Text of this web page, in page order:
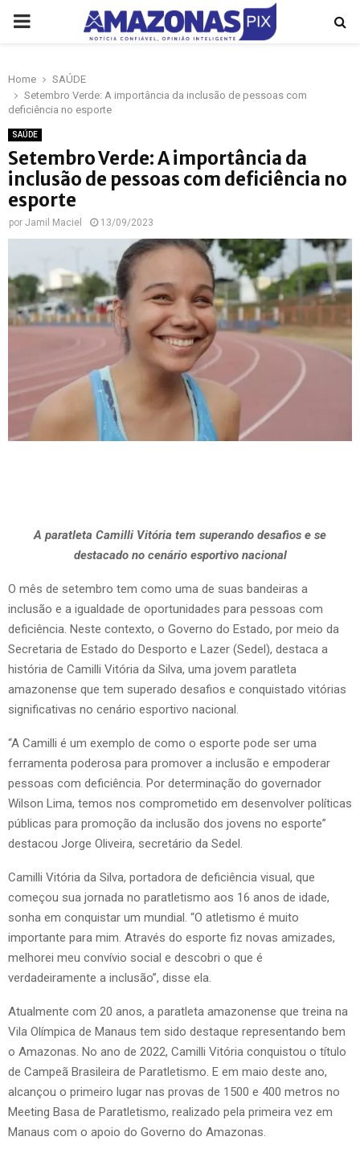
PRIMARY
Home
SAÚDE
Setembro Verde: A importância da inclusão de pessoas com
deficiência no esporte
SAÚDE
Setembro Verde: A importância da
inclusão de pessoas com deficiência no
esporte
por Jamil Maciel 13/09/2023
A paratleta Camilli Vitória tem superando desafios e se
destacado no cenário esportivo nacional
O mês de setembro tem como uma de suas bandeiras a
inclusão e a igualdade de oportunidades para pessoas com
deficiência. Neste contexto, o Governo do Estado, por meio da
Secretaria de Estado do Desporto e Lazer (Sedel), destaca a
história de Camilli Vitória da Silva, uma jovem paratleta
amazonense que tem superado desafios e conquistado vitórias
significativas no cenário esportivo nacional.
“A Camilli é um exemplo de como o esporte pode ser uma
ferramenta poderosa para promover a inclusão e empoderar
pessoas com deficiência. Por determinação do governador
Wilson Lima, temos nos comprometido em desenvolver políticas
públicas para promoção da inclusão dos jovens no esporte”
destacou Jorge Oliveira, secretário da Sedel.
Camilli Vitória da Silva, portadora de deficiência visual, que
começou sua jornada no paratletismo aos 16 anos de idade,
sonha em conquistar um mundial. “O atletismo é muito
importante para mim. Através do esporte fiz novas amizades,
melhorei meu convívio social e descobri o que é
verdadeiramente a inclusão”, disse ela.
Atualmente com 20 anos, a paratleta amazonense que treina na
Vila Olímpica de Manaus tem sido destaque representando bem
o Amazonas. No ano de 2022, Camilli Vitória conquistou o título
de Campeã Brasileira de Paratletismo. E em maio deste ano,
alcançou o primeiro lugar nas provas de 1500 e 400 metros no
Meeting Basa de Paratletismo, realizado pela primeira vez em
Manaus com o apoio do Governo do Amazonas.